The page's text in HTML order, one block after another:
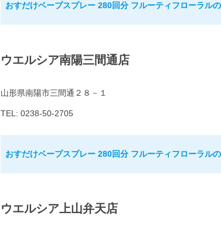
おすだけベープスプレー 280回分 フルーティフローラル
ウエルシア南陽三間通店
山形県南陽市三間通２８－１
TEL: 0238-50-2705
おすだけベープスプレー 280回分 フルーティフローラル
ウエルシア上山弁天店